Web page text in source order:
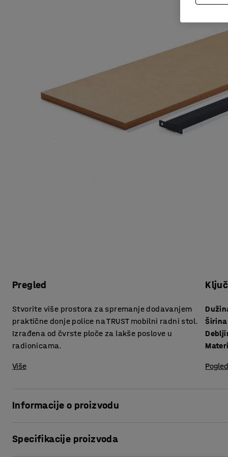
Pregled
Stvorite više prostora za spremanje dodavanjem
praktične donje police na TRUST mobilni radni stol.
Izrađena od čvrste ploče za lakše poslove u
radionicama.
Više
Širina
Informacije o proizvodu
Specifikacije proizvoda